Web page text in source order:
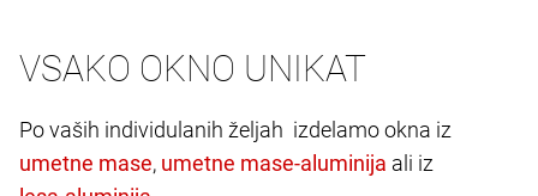
VSAKO OKNO UNIKAT
Po vaših individulanih željah izdelamo okna iz
,
ali iz